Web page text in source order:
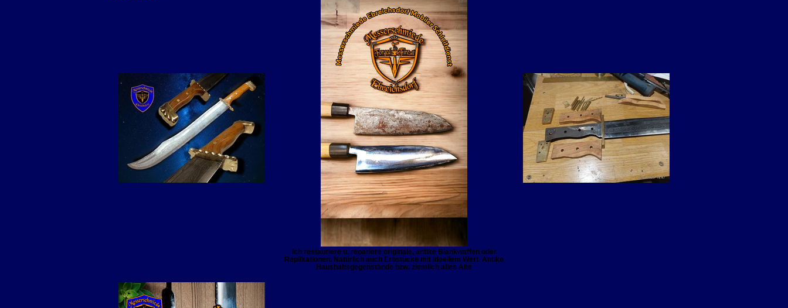
Ich restauriere u. repariere originale, antike Blankwaffen oder
Replikationen. Natürlich auch Erbstücke mit ideellem Wert. Antike
Haushaltsgegenstände bzw. ziemlich alles Alte